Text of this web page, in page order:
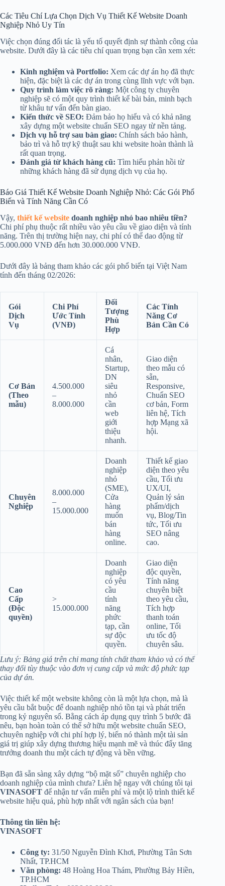
Các Tiêu Chí Lựa Chọn Dịch Vụ Thiết Kế Website Doanh
Nghiệp Nhỏ Uy Tín
Việc chọn đúng đối tác là yếu tố quyết định sự thành công của
website. Dưới đây là các tiêu chí quan trọng bạn cần xem xét:
Kinh nghiệm và Portfolio: Xem các dự án họ đã thực
hiện, đặc biệt là các dự án trong cùng lĩnh vực với bạn.
Quy trình làm việc rõ ràng: Một công ty chuyên
nghiệp sẽ có một quy trình thiết kế bài bản, minh bạch
từ khâu tư vấn đến bàn giao.
Kiến thức về SEO: Đảm bảo họ hiểu và có khả năng
xây dựng một website chuẩn SEO ngay từ nền tảng.
Dịch vụ hỗ trợ sau bàn giao: Chính sách bảo hành,
bảo trì và hỗ trợ kỹ thuật sau khi website hoàn thành là
rất quan trọng.
Đánh giá từ khách hàng cũ: Tìm hiểu phản hồi từ
những khách hàng đã sử dụng dịch vụ của họ.
Báo Giá Thiết Kế Website Doanh Nghiệp Nhỏ: Các Gói Phổ
Biến và Tính Năng Cần Có
Vậy, thiết kế website doanh nghiệp nhỏ bao nhiêu tiền?
Chi phí phụ thuộc rất nhiều vào yêu cầu về giao diện và tính
năng. Trên thị trường hiện nay, chi phí có thể dao động từ
5.000.000 VNĐ đến hơn 30.000.000 VNĐ.
Dưới đây là bảng tham khảo các gói phổ biến tại Việt Nam
tính đến tháng 02/2026:
Gói
Dịch
Vụ
Chi Phí
Ước Tính
(VNĐ)
Đối
Tượng
Phù
Hợp
Các Tính
Năng Cơ
Bản Cần Có
Cơ Bản
(Theo
mẫu)
4.500.000
–
8.000.000
Cá
nhân,
Startup,
DN
siêu
nhỏ
cần
web
giới
thiệu
nhanh.
Giao diện
theo mẫu có
sẵn,
Responsive,
Chuẩn SEO
cơ bản, Form
liên hệ, Tích
hợp Mạng xã
hội.
Chuyên
Nghiệp
8.000.000
–
15.000.000
Doanh
nghiệp
nhỏ
(SME),
Cửa
hàng
muốn
bán
hàng
online.
Thiết kế giao
diện theo yêu
cầu, Tối ưu
UX/UI,
Quản lý sản
phẩm/dịch
vụ, Blog/Tin
tức, Tối ưu
SEO nâng
cao.
Cao
Cấp
(Độc
quyền)
>
15.000.000
Doanh
nghiệp
có yêu
cầu
tính
năng
phức
tạp, cần
sự độc
quyền.
Giao diện
độc quyền,
Tính năng
chuyên biệt
theo yêu cầu,
Tích hợp
thanh toán
online, Tối
ưu tốc độ
chuyên sâu.
Lưu ý: Bảng giá trên chỉ mang tính chất tham khảo và có thể
thay đổi tùy thuộc vào đơn vị cung cấp và mức độ phức tạp
của dự án.
Việc thiết kế một website không còn là một lựa chọn, mà là
yêu cầu bắt buộc để doanh nghiệp nhỏ tồn tại và phát triển
trong kỷ nguyên số. Bằng cách áp dụng quy trình 5 bước đã
nêu, bạn hoàn toàn có thể sở hữu một website chuẩn SEO,
chuyên nghiệp với chi phí hợp lý, biến nó thành một tài sản
giá trị giúp xây dựng thương hiệu mạnh mẽ và thúc đẩy tăng
trưởng doanh thu một cách tự động và bền vững.
Bạn đã sẵn sàng xây dựng “bộ mặt số” chuyên nghiệp cho
doanh nghiệp của mình chưa? Liên hệ ngay với chúng tôi tại
VINASOFT để nhận tư vấn miễn phí và một lộ trình thiết kế
website hiệu quả, phù hợp nhất với ngân sách của bạn!
Thông tin liên hệ:
VINASOFT
Công ty: 31/50 Nguyễn Đình Khơi, Phường Tân Sơn
Nhất, TP.HCM
Văn phòng: 48 Hoàng Hoa Thám, Phường Bảy Hiền,
TP.HCM